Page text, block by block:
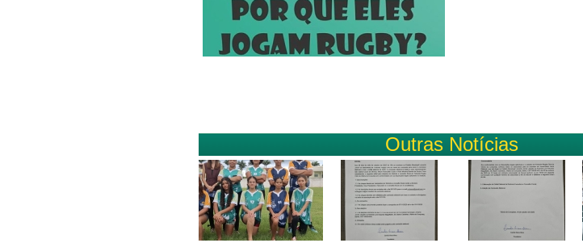
Outras Notícias